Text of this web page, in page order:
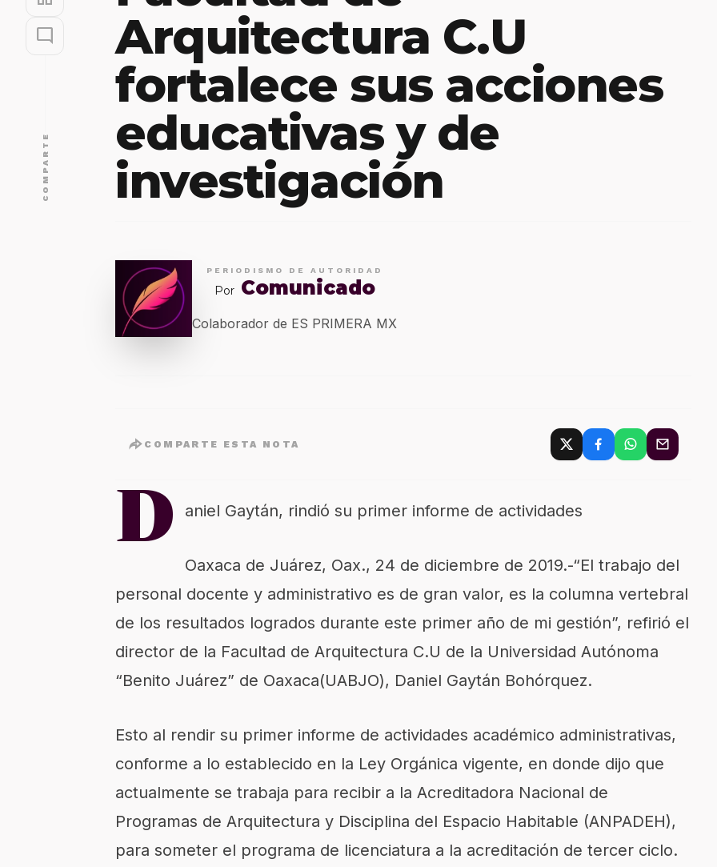
mode_comment
COMPARTE
Arquitectura C.U
fortalece sus acciones
educativas y de
investigación
PERIODISMO DE AUTORIDAD
Por Comunicado
Colaborador de ES PRIMERA MX
COMPARTE ESTA NOTA
D aniel Gaytán, rindió su primer informe de actividades
Oaxaca de Juárez, Oax., 24 de diciembre de 2019.-“El trabajo del
personal docente y administrativo es de gran valor, es la columna vertebral
de los resultados logrados durante este primer año de mi gestión”, refirió el
director de la Facultad de Arquitectura C.U de la Universidad Autónoma
“Benito Juárez” de Oaxaca(UABJO), Daniel Gaytán Bohórquez.
Esto al rendir su primer informe de actividades académico administrativas,
conforme a lo establecido en la Ley Orgánica vigente, en donde dijo que
actualmente se trabaja para recibir a la Acreditadora Nacional de
Programas de Arquitectura y Disciplina del Espacio Habitable (ANPADEH),
para someter el programa de licenciatura a la acreditación de tercer ciclo.